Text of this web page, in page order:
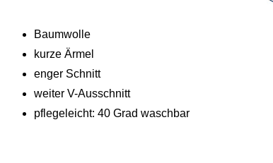
Baumwolle
kurze Ärmel
enger Schnitt
weiter V-Ausschnitt
pflegeleicht: 40 Grad waschbar